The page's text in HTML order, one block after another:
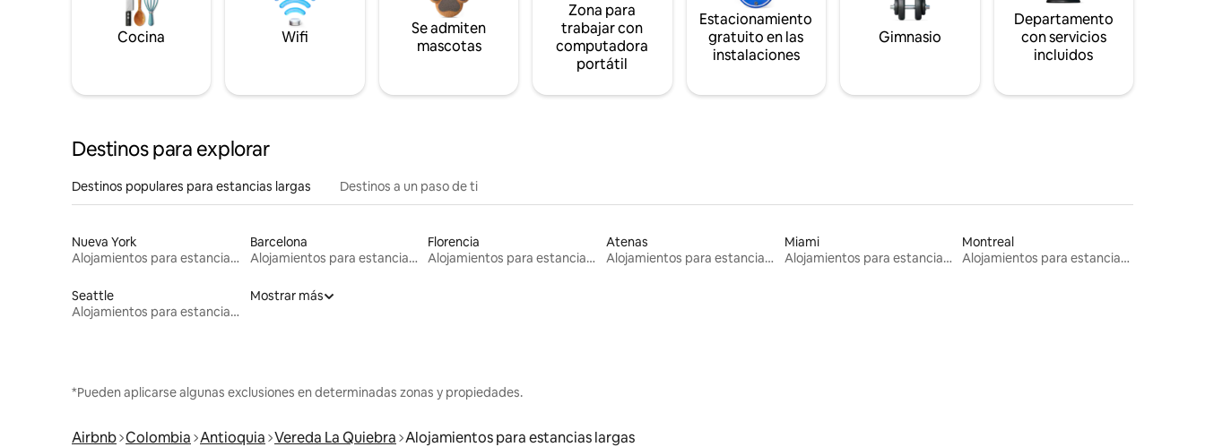
Cocina Wifi
Se admiten
mascotas
Zona para
trabajar con
computadora
portátil
Estacionamiento
gratuito en las
instalaciones
Gimnasio
Departamento
con servicios
incluidos
Destinos para explorar
Destinos populares para estancias largas Destinos a un paso de ti
Nueva York
Alojamientos para estancias largas
Barcelona
Alojamientos para estancias largas
Florencia
Alojamientos para estancias largas
Atenas
Alojamientos para estancias largas
Miami
Alojamientos para estancias largas
Montreal
Alojamientos para estancias largas
Seattle
Alojamientos para estancias largas
Mostrar más
*Pueden aplicarse algunas exclusiones en determinadas zonas y propiedades.
Airbnb Colombia Antioquia Vereda La Quiebra Alojamientos para estancias largas